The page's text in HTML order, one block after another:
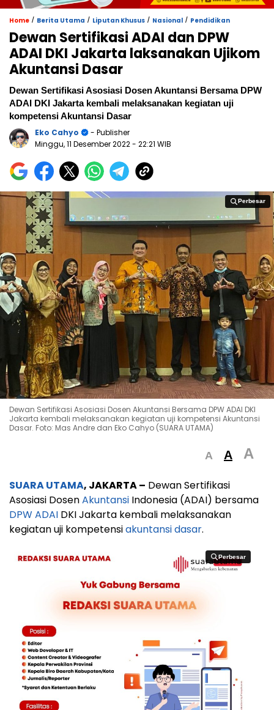
Home / Berita Utama / Liputan Khusus / Nasional / Pendidikan
Dewan Sertifikasi ADAI dan DPW
ADAI DKI Jakarta laksanakan Ujikom
Akuntansi Dasar
Dewan Sertifikasi Asosiasi Dosen Akuntansi Bersama DPW
ADAI DKI Jakarta kembali melaksanakan kegiatan uji
kompetensi Akuntansi Dasar
Eko Cahyo
- Publisher
Minggu, 11 Desember 2022- 22:21 WIB
Perbesar
Perbesar
Dewan Sertifikasi Asosiasi Dosen Akuntansi Bersama DPW ADAI DKI
Jakarta kembali melaksanakan kegiatan uji kompetensi Akuntansi
Dasar. Foto: Mas Andre dan Eko Cahyo (SUARA UTAMA)
A A A
SUARA UTAMA, JAKARTA – Dewan Sertifikasi
Asosiasi DosenAkuntansi Indonesia (ADAI) bersama
DPW ADAI DKI Jakarta kembali melaksanakan
kegiatan uji kompetensiakuntansi dasar.
Perbesar
Perbesar